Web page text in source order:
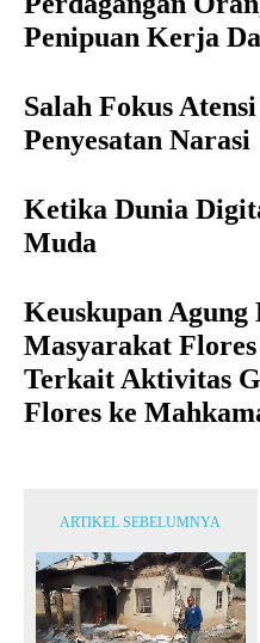
Penipuan Kerja
Salah Fokus
Penyesatan Narasi
Ketika Dunia
Muda
Keuskupan Agung
Masyarakat
Terkait Aktivitas
Flores ke
ARTIKEL SEBELUMNYA